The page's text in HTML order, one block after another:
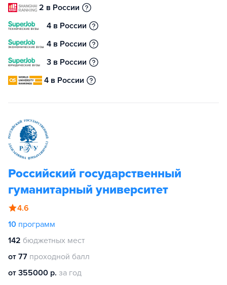
2 в России
4 в России
4 в России
3 в России
4 в России
Российский государственный
гуманитарный университет
4.6
10 программ
142 бюджетных мест
от 77 проходной балл
от 355000 р. за год